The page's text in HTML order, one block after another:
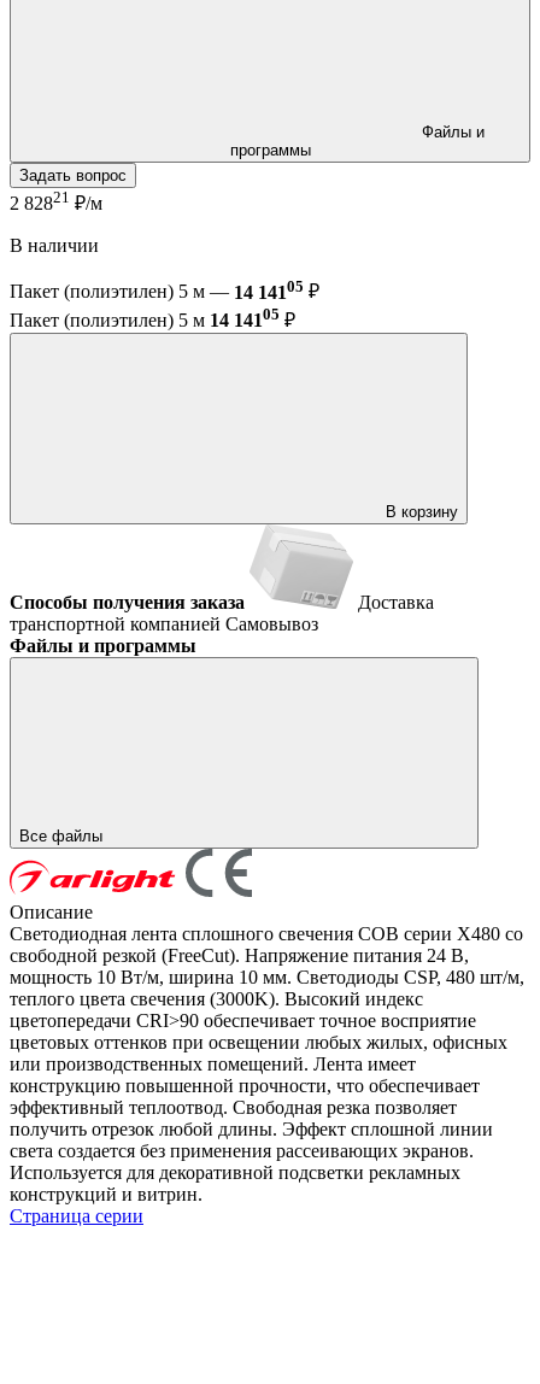
программы
Задать вопрос
2 82821 ₽/м
В наличии
Пакет (полиэтилен) 5 м — 14 14105 ₽
Пакет (полиэтилен) 5 м 14 14105 ₽
В корзину
Способы получения заказа
Доставка
транспортной компанией Самовывоз
Файлы и программы
Все файлы
Описание
Светодиодная лента сплошного свечения COB серии X480 со
свободной резкой (FreeCut). Напряжение питания 24 В,
мощность 10 Вт/м, ширина 10 мм. Светодиоды CSP, 480 шт/м,
теплого цвета свечения (3000K). Высокий индекс
цветопередачи CRI>90 обеспечивает точное восприятие
цветовых оттенков при освещении любых жилых, офисных
или производственных помещений. Лента имеет
конструкцию повышенной прочности, что обеспечивает
эффективный теплоотвод. Свободная резка позволяет
получить отрезок любой длины. Эффект сплошной линии
света создается без применения рассеивающих экранов.
Используется для декоративной подсветки рекламных
конструкций и витрин.
Страница серии